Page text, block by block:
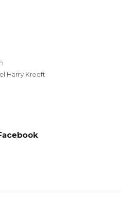
Harry Kreeft